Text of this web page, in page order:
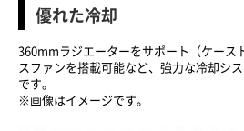
優れた冷却
360mmラジエーターをサポート（ケース
スファンを搭載可能など、強力な冷却シ
です。
※画像はイメージです。